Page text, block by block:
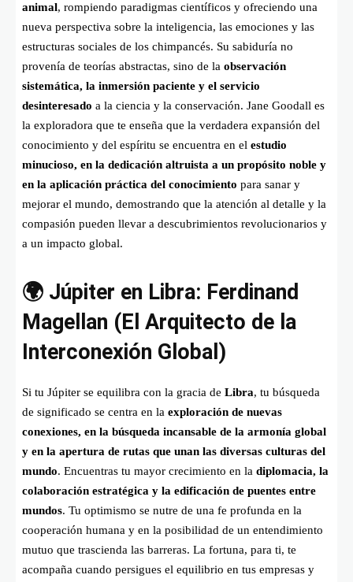
animal, rompiendo paradigmas científicos y ofreciendo una
nueva perspectiva sobre la inteligencia, las emociones y las
estructuras sociales de los chimpancés. Su sabiduría no
provenía de teorías abstractas, sino de la observación
sistemática, la inmersión paciente y el servicio
desinteresado a la ciencia y la conservación. Jane Goodall es
la exploradora que te enseña que la verdadera expansión del
conocimiento y del espíritu se encuentra en el estudio
minucioso, en la dedicación altruista a un propósito noble y
en la aplicación práctica del conocimiento para sanar y
mejorar el mundo, demostrando que la atención al detalle y la
compasión pueden llevar a descubrimientos revolucionarios y
a un impacto global.
🌍 Júpiter en Libra: Ferdinand
Magellan (El Arquitecto de la
Interconexión Global)
Si tu Júpiter se equilibra con la gracia de Libra, tu búsqueda
de significado se centra en la exploración de nuevas
conexiones, en la búsqueda incansable de la armonía global
y en la apertura de rutas que unan las diversas culturas del
mundo. Encuentras tu mayor crecimiento en la diplomacia, la
colaboración estratégica y la edificación de puentes entre
mundos. Tu optimismo se nutre de una fe profunda en la
cooperación humana y en la posibilidad de un entendimiento
mutuo que trascienda las barreras. La fortuna, para ti, te
acompaña cuando persigues el equilibrio en tus empresas y